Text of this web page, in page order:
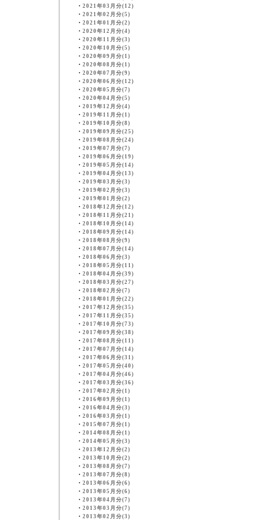
・ 2021年03月分(12)
・ 2021年02月分(5)
・ 2021年01月分(2)
・ 2020年12月分(4)
・ 2020年11月分(3)
・ 2020年10月分(5)
・ 2020年09月分(1)
・ 2020年08月分(1)
・ 2020年07月分(9)
・ 2020年06月分(12)
・ 2020年05月分(7)
・ 2020年04月分(5)
・ 2019年12月分(4)
・ 2019年11月分(1)
・ 2019年10月分(8)
・ 2019年09月分(25)
・ 2019年08月分(24)
・ 2019年07月分(7)
・ 2019年06月分(19)
・ 2019年05月分(14)
・ 2019年04月分(13)
・ 2019年03月分(3)
・ 2019年02月分(3)
・ 2019年01月分(2)
・ 2018年12月分(12)
・ 2018年11月分(21)
・ 2018年10月分(14)
・ 2018年09月分(14)
・ 2018年08月分(9)
・ 2018年07月分(14)
・ 2018年06月分(3)
・ 2018年05月分(11)
・ 2018年04月分(39)
・ 2018年03月分(27)
・ 2018年02月分(7)
・ 2018年01月分(22)
・ 2017年12月分(35)
・ 2017年11月分(35)
・ 2017年10月分(73)
・ 2017年09月分(38)
・ 2017年08月分(11)
・ 2017年07月分(14)
・ 2017年06月分(31)
・ 2017年05月分(40)
・ 2017年04月分(46)
・ 2017年03月分(36)
・ 2017年02月分(1)
・ 2016年09月分(1)
・ 2016年04月分(3)
・ 2016年03月分(1)
・ 2015年07月分(1)
・ 2014年08月分(1)
・ 2014年05月分(3)
・ 2013年12月分(2)
・ 2013年10月分(2)
・ 2013年08月分(7)
・ 2013年07月分(8)
・ 2013年06月分(6)
・ 2013年05月分(6)
・ 2013年04月分(7)
・ 2013年03月分(7)
・ 2013年02月分(3)